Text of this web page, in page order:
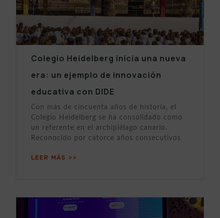
Colegio Heidelberg inicia una nueva
era: un ejemplo de innovación
educativa con DIDE
Con más de cincuenta años de historia, el
Colegio Heidelberg se ha consolidado como
un referente en el archipiélago canario.
Reconocido por catorce años consecutivos
LEER MÁS >>